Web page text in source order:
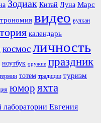
Зодиак Китай Луна Марс
видео вулкан
календарь
космосличность
ноутбук оружие праздник
тотем традиции туризм
юмор яхта
лаборатории Евгения